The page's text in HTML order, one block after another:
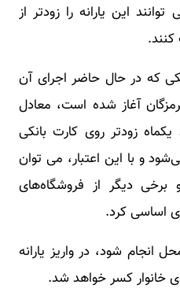
این یارانه را زودتر از
که در حال حاضر اجرای آن
آغاز شده است، معادل
یکماه زودتر روی کارت بانکی
و با این اعتبار، می توان
برخی دیگر از فروشگاه‌های
اساسی کرد.
انجام شود، در واریز یارانه
خانوار کسر خواهد شد.